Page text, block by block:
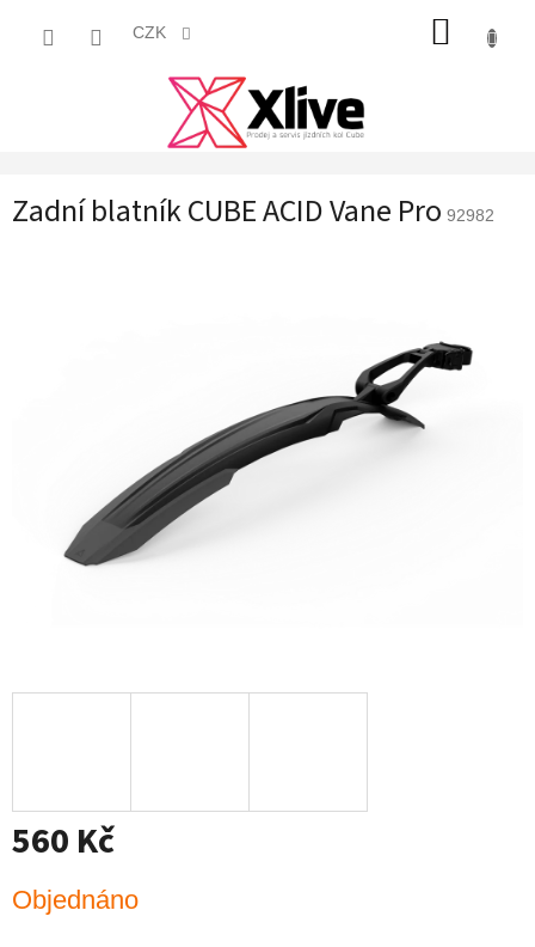
CZK
Zadní blatník CUBE ACID Vane Pro 92982
560 Kč
cena:
Objednáno